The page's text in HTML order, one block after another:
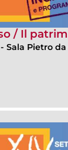
/ Il
- Sala Pietro